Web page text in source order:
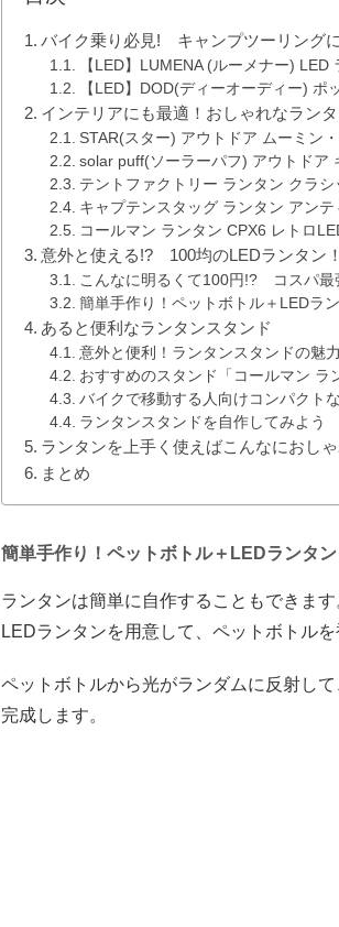
バイク乗り必見! キャンプツーリング
【LED】LUMENA (ルーメナー) LED
【LED】DOD(ディーオーディー) ポ
インテリアにも最適！おしゃれなラン
STAR(スター) アウトドア ムーミン
solar puff(ソーラーパフ) アウトドア
テントファクトリー ランタン クラシ
キャプテンスタッグ ランタン アンテ
コールマン ランタン CPX6 レトロ
意外と使える!? 100均のLEDランタン
こんなに明るくて100円!? コスパ最
簡単手作り！ペットボトル＋LEDラ
あると便利なランタンスタンド
意外と便利！ランタンスタンドの魅
おすすめのスタンド「コールマン ラ
バイクで移動する人向けコンパクト
ランタンスタンドを自作してみよう
ランタンを上手く使えばこんなにおし
まとめ
簡単手作り！ペットボトル＋LEDランタ
ランタンは簡単に自作することもできます
LEDランタンを用意して、ペットボトル
ペットボトルから光がランダムに反射し
完成します。